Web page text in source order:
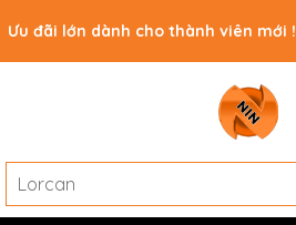
Ưu đãi lớn dành cho thành viên mới !